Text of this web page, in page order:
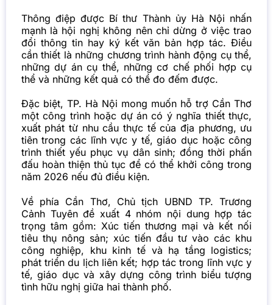
Thông điệp được Bí thư Thành ủy Hà Nội nhấn
mạnh là hội nghị không nên chỉ dừng ở việc trao
đổi thông tin hay ký kết văn bản hợp tác. Điều
cần thiết là những chương trình hành động cụ thể,
những dự án cụ thể, những cơ chế phối hợp cụ
thể và những kết quả có thể đo đếm được.
Đặc biệt, TP. Hà Nội mong muốn hỗ trợ Cần Thơ
một công trình hoặc dự án có ý nghĩa thiết thực,
xuất phát từ nhu cầu thực tế của địa phương, ưu
tiên trong các lĩnh vực y tế, giáo dục hoặc công
trình thiết yếu phục vụ dân sinh; đồng thời phấn
đấu hoàn thiện thủ tục để có thể khởi công trong
năm 2026 nếu đủ điều kiện.
Về phía Cần Thơ, Chủ tịch UBND TP. Trương
Cảnh Tuyên đề xuất 4 nhóm nội dung hợp tác
trọng tâm gồm: Xúc tiến thương mại và kết nối
tiêu thụ nông sản; xúc tiến đầu tư vào các khu
công nghiệp, khu kinh tế và hạ tầng logistics;
phát triển du lịch liên kết; hợp tác trong lĩnh vực y
tế, giáo dục và xây dựng công trình biểu tượng
tình hữu nghị giữa hai thành phố.